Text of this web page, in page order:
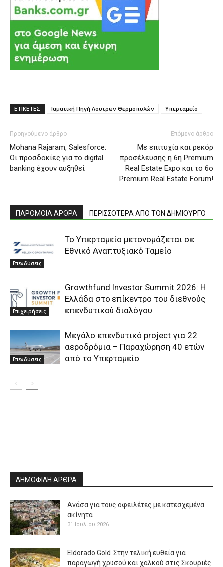
ΕΤΙΚΕΤΕΣ Ιαματική Πηγή Λουτρών Θερμοπυλών Υπερταμείο
Προηγούμενο άρθρο
Mohana Rajaram, Salesforce:
Οι προσδοκίες για το digital
banking έχουν αυξηθεί
Επόμενο άρθρο
Με επιτυχία και ρεκόρ
προσέλευσης η 6η Premium
Real Estate Expo και το 6ο
Premium Real Estate Forum!
ΠΑΡΟΜΟΙΑ ΑΡΘΡΑ ΠΕΡΙΣΣΟΤΕΡΑ ΑΠΟ ΤΟΝ ΔΗΜΙΟΥΡΓΟ
Επενδύσεις
Το Υπερταμείο μετονομάζεται σε
Εθνικό Αναπτυξιακό Ταμείο
Επιχειρήσεις
Growthfund Investor Summit 2026: Η
Ελλάδα στο επίκεντρο του διεθνούς
επενδυτικού διαλόγου
Επενδύσεις
Μεγάλο επενδυτικό project για 22
αεροδρόμια – Παραχώρηση 40 ετών
από το Υπερταμείο
ΔΗΜΟΦΙΛΗ ΑΡΘΡΑ
Ανάσα για τους οφειλέτες με κατεσχεμένα
ακίνητα
31 Ιουλίου 2026
Eldorado Gold: Στην τελική ευθεία για
παραγωγή χρυσού και χαλκού στις Σκουριές